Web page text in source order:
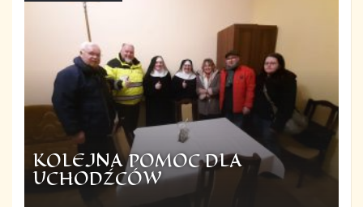
KOLEJNA POMOC DLA
UCHODŹCÓW